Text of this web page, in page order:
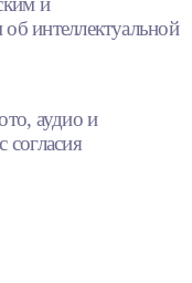
интеллектуальной
аудио и
согласия